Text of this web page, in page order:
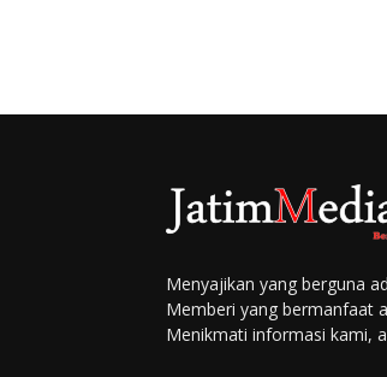
Menyajikan yang berguna
Memberi yang bermanfaat
Menikmati informasi kami,